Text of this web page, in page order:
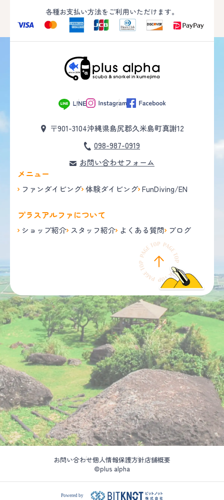
各種お支払い方法をご利用いただけます。
〒901-3104沖縄県島尻郡久米島町真謝12
098-987-0919
お問い合わせフォーム
メニュー
ファンダイビング 体験ダイビング FunDiving/EN
プラスアルファについて
ショップ紹介 スタッフ紹介 よくある質問 ブログ
お問い合わせ個人情報保護方針店舗概要
©plus alpha